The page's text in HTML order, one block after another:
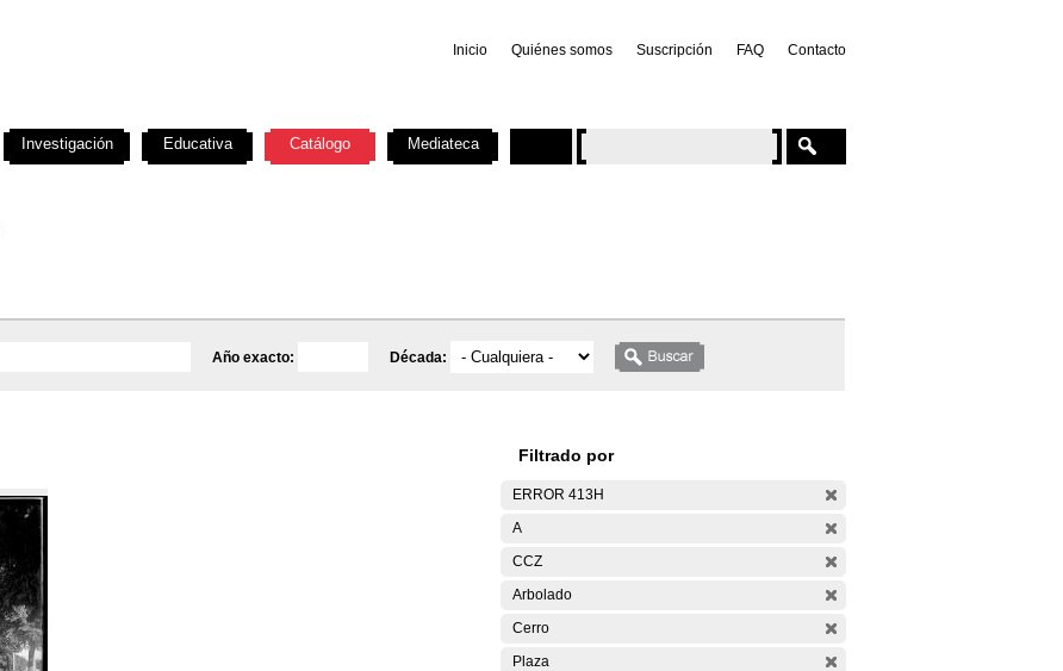
Inicio Quiénes somos Suscripción FAQ Contacto
Año exacto: Década:
Filtrado por
ERROR 413H
A
CCZ
Arbolado
Cerro
Plaza
Investigación Educativa Catálogo Mediateca